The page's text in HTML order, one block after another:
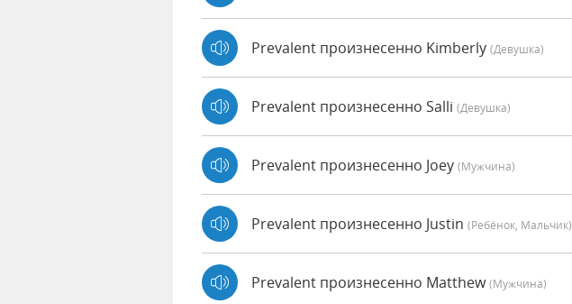
Prevalent произнесенно Kimberly (девушка)
Prevalent произнесенно Salli (девушка)
Prevalent произнесенно Joey (мужчина)
Prevalent произнесенно Justin (Ребёнок, Мальчик)
Prevalent произнесенно Matthew(мужчина)